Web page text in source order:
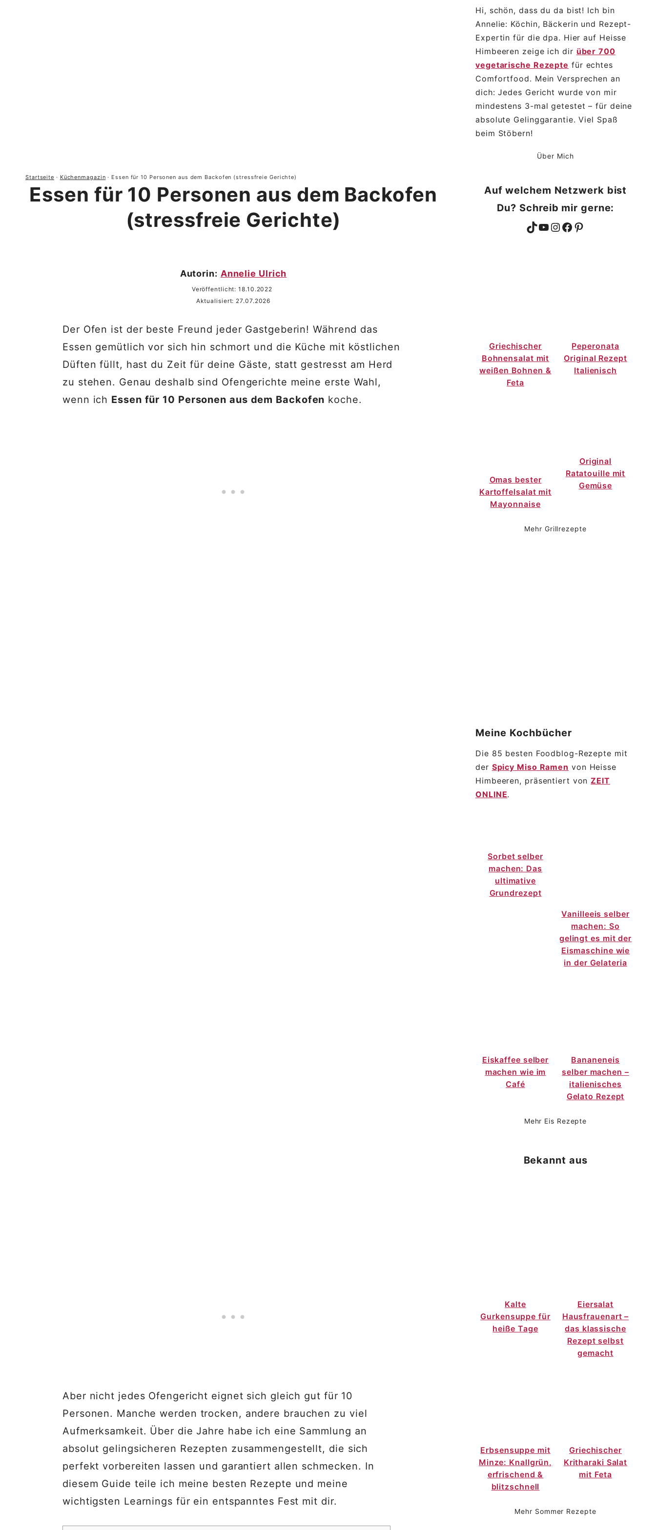
Startseite · Küchenmagazin · Essen für 10 Personen aus dem Backofen (stressfreie Gerichte)
Essen für 10 Personen aus dem Backofen
(stressfreie Gerichte)
Autorin: Annelie Ulrich
Veröffentlicht:18.10.2022
Aktualisiert: 27.07.2026
Der Ofen ist der beste Freund jeder Gastgeberin! Während das
Essen gemütlich vor sich hin schmort und die Küche mit köstlichen
Düften füllt, hast du Zeit für deine Gäste, statt gestresst am Herd
zu stehen. Genau deshalb sind Ofengerichte meine erste Wahl,
wenn ich Essen für 10 Personen aus dem Backofen koche.
Aber nicht jedes Ofengericht eignet sich gleich gut für 10
Personen. Manche werden trocken, andere brauchen zu viel
Aufmerksamkeit. Über die Jahre habe ich eine Sammlung an
absolut gelingsicheren Rezepten zusammengestellt, die sich
perfekt vorbereiten lassen und garantiert allen schmecken. In
diesem Guide teile ich meine besten Rezepte und meine
wichtigsten Learnings für ein entspanntes Fest mit dir.
Hi, schön, dass du da bist! Ich bin
Annelie: Köchin, Bäckerin und Rezept-
Expertin für die dpa. Hier auf Heisse
Himbeeren zeige ich dir über 700
vegetarische Rezepte für echtes
Comfortfood. Mein Versprechen an
dich: Jedes Gericht wurde von mir
mindestens 3-mal getestet – für deine
absolute Gelinggarantie. Viel Spaß
beim Stöbern!
Über Mich
Auf welchem Netzwerk bist
Du? Schreib mir gerne:
TikTok
YouTube
Instagram
Facebook
Pinterest
Griechischer
Bohnensalat mit
weißen Bohnen &
Feta
Peperonata
Original Rezept
Italienisch
Omas bester
Kartoffelsalat mit
Mayonnaise
Original
Ratatouille mit
Gemüse
Mehr Grillrezepte
Meine Kochbücher
Die 85 besten Foodblog-Rezepte mit
der Spicy Miso Ramen von Heisse
Himbeeren, präsentiert vonZEIT
ONLINE.
Sorbet selber
machen: Das
ultimative
Grundrezept
Vanilleeis selber
machen: So
gelingt es mit der
Eismaschine wie
in der Gelateria
Eiskaffee selber
machen wie im
Café
Bananeneis
selber machen –
italienisches
Gelato Rezept
Mehr Eis Rezepte
Bekannt aus
Kalte
Gurkensuppe für
heiße Tage
Eiersalat
Hausfrauenart –
das klassische
Rezept selbst
gemacht
Erbsensuppe mit
Minze: Knallgrün,
erfrischend &
blitzschnell
Griechischer
Kritharaki Salat
mit Feta
Mehr Sommer Rezepte